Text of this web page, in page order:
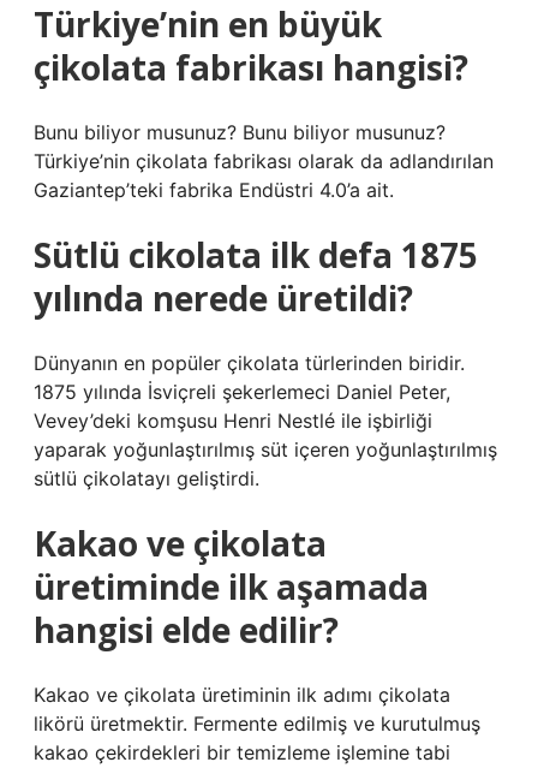
Türkiye’nin en büyük
çikolata fabrikası hangisi?
Bunu biliyor musunuz? Bunu biliyor musunuz?
Türkiye’nin çikolata fabrikası olarak da adlandırılan
Gaziantep’teki fabrika Endüstri 4.0’a ait.
Sütlü cikolata ilk defa 1875
yılında nerede üretildi?
Dünyanın en popüler çikolata türlerinden biridir.
1875 yılında İsviçreli şekerlemeci Daniel Peter,
Vevey’deki komşusu Henri Nestlé ile işbirliği
yaparak yoğunlaştırılmış süt içeren yoğunlaştırılmış
sütlü çikolatayı geliştirdi.
Kakao ve çikolata
üretiminde ilk aşamada
hangisi elde edilir?
Kakao ve çikolata üretiminin ilk adımı çikolata
likörü üretmektir. Fermente edilmiş ve kurutulmuş
kakao çekirdekleri bir temizleme işlemine tabi